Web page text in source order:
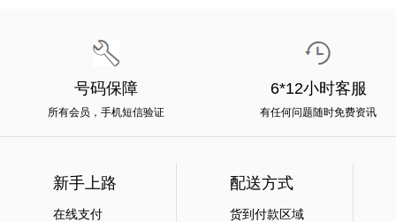
号码保障
所有会员，手机短信验证
6*12小时客服
有任何问题随时免费资讯
新手上路
在线支付
配送方式
货到付款区域